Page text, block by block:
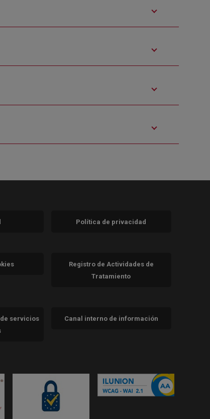
Política de privacidad
Registro de Actividades de
Tratamiento
servicios
Canal interno de información